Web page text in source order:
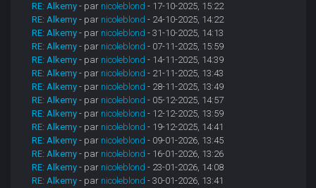
RE: Alkemy - par nicoleblond - 17-10-2025, 15:22
RE: Alkemy - par nicoleblond - 24-10-2025, 14:22
RE: Alkemy - par nicoleblond - 31-10-2025, 14:13
RE: Alkemy - par nicoleblond - 07-11-2025, 15:59
RE: Alkemy - par nicoleblond - 14-11-2025, 14:39
RE: Alkemy - par nicoleblond - 21-11-2025, 13:43
RE: Alkemy - par nicoleblond - 28-11-2025, 13:49
RE: Alkemy - par nicoleblond - 05-12-2025, 14:57
RE: Alkemy - par nicoleblond - 12-12-2025, 13:59
RE: Alkemy - par nicoleblond - 19-12-2025, 14:41
RE: Alkemy - par nicoleblond - 09-01-2026, 13:45
RE: Alkemy - par nicoleblond - 16-01-2026, 13:26
RE: Alkemy - par nicoleblond - 23-01-2026, 14:08
RE: Alkemy - par nicoleblond - 30-01-2026, 13:41